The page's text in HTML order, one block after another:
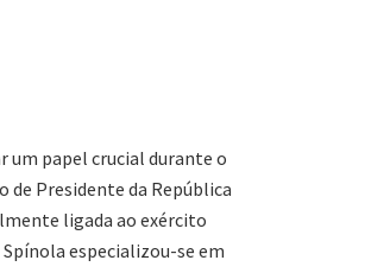
um papel crucial durante o
de Presidente da República
ligada ao exército
especializou-se em